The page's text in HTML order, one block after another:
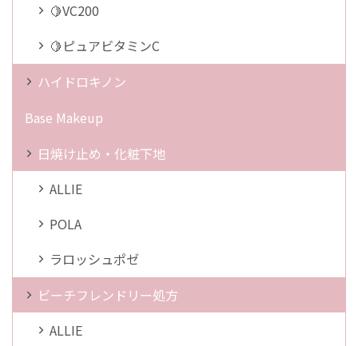
🍋VC200
🍋ピュアビタミンC
ハイドロキノン
Base Makeup
日焼け止め・化粧下地
ALLIE
POLA
ラロッシュポゼ
ビーチフレンドリー処方
ALLIE